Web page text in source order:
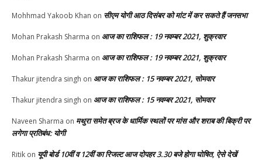
Mohhmad Yakoob Khan on सीएम योगी आठ दिसंबर को मांट में कर सकते हैं जनसभा
Mohan Prakash Sharma on आज का राशिफल : 19 नवम्बर 2021, शुक्रवार
Mohan Prakash Sharma on आज का राशिफल : 19 नवम्बर 2021, शुक्रवार
Thakur jitendra singh on आज का राशिफल : 15 नवम्बर 2021, सोमवार
Thakur jitendra singh on आज का राशिफल : 15 नवम्बर 2021, सोमवार
Naveen Sharma on मथुरा समेत ब्रज के धार्मिक स्थलों पर मांस और शराब की बिक्री पर
लगेगा प्रतिबंध: योगी
Ritik on यूपी बोर्ड 10वीं व 12वीं का रिजल्ट आज दोपहर 3.30 बजे होगा घोषित, ऐसे देखें